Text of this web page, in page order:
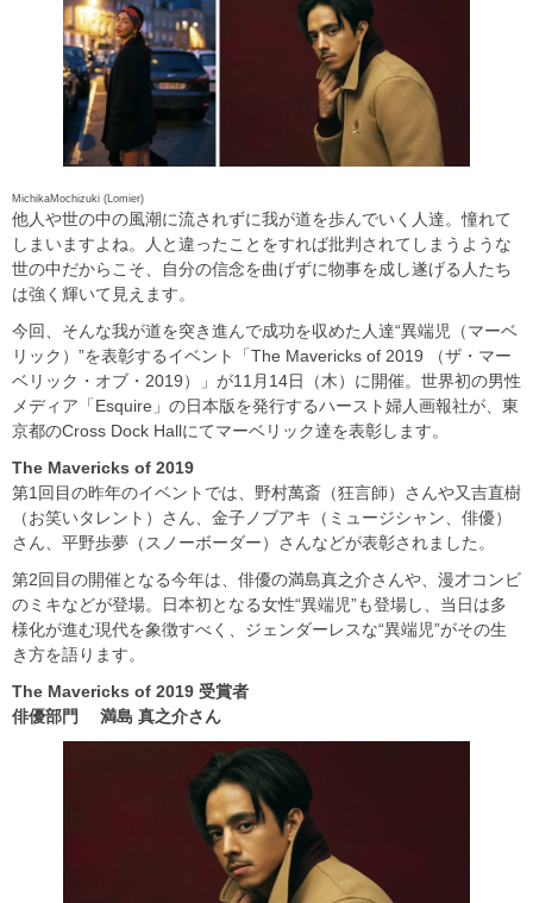
MichikaMochizuki (Lomier)
他人や世の中の風潮に流されずに我が道を歩んでいく人達。憧れて
しまいますよね。人と違ったことをすれば批判されてしまうような
世の中だからこそ、自分の信念を曲げずに物事を成し遂げる人たち
は強く輝いて見えます。
今回、そんな我が道を突き進んで成功を収めた人達“異端児（マーベ
リック）”を表彰するイベント「The Mavericks of 2019 （ザ・マー
ベリック・オブ・2019）」が11月14日（木）に開催。世界初の男性
メディア「Esquire」の日本版を発行するハースト婦人画報社が、東
京都のCross Dock Hallにてマーベリック達を表彰します。
The Mavericks of 2019
第1回目の昨年のイベントでは、野村萬斎（狂言師）さんや又吉直樹
（お笑いタレント）さん、金子ノブアキ（ミュージシャン、俳優）
さん、平野歩夢（スノーボーダー）さんなどが表彰されました。
第2回目の開催となる今年は、俳優の満島真之介さんや、漫才コンビ
のミキなどが登場。日本初となる女性“異端児”も登場し、当日は多
様化が進む現代を象徴すべく、ジェンダーレスな“異端児”がその生
き方を語ります。
The Mavericks of 2019 受賞者
俳優部門 満島 真之介さん